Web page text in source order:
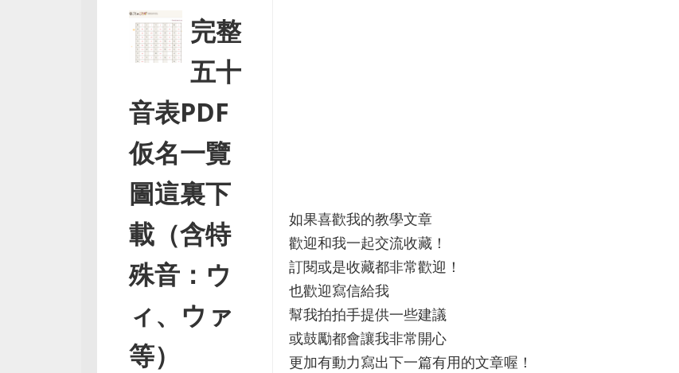
完整
五十
音表PDF
仮名一覽
圖這裏下
載（含特
殊音：ウ
ィ、ウァ
等）
如果喜歡我的教學文章
歡迎和我一起交流收藏！
訂閱或是收藏都非常歡迎！
也歡迎寫信給我
幫我拍拍手提供一些建議
或鼓勵都會讓我非常開心
更加有動力寫出下一篇有用的文章喔！